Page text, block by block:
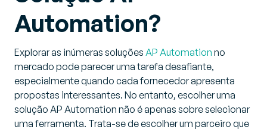
Automation?
Explorar as inúmeras soluções AP Automation no
mercado pode parecer uma tarefa desafiante,
especialmente quando cada fornecedor apresenta
propostas interessantes. No entanto, escolher uma
solução AP Automation não é apenas sobre selecionar
uma ferramenta. Trata-se de escolher um parceiro que